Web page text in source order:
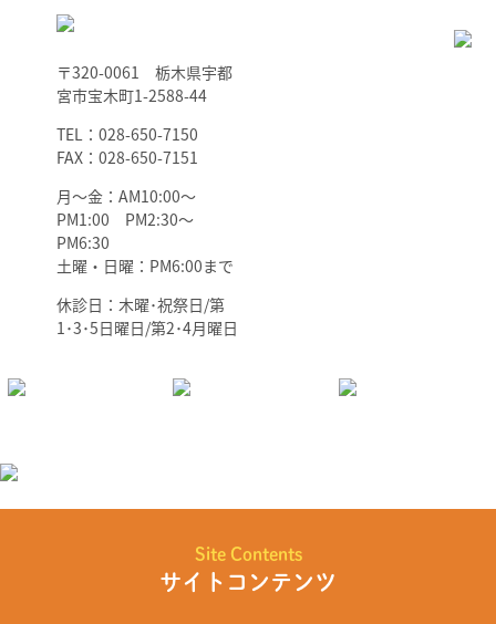
〒320-0061 栃木県宇都
宮市宝木町1-2588-44
TEL：028-650-7150
FAX：028-650-7151
月～金：AM10:00～
PM1:00 PM2:30～
PM6:30
土曜・日曜：PM6:00まで
休診日：木曜･祝祭日/第
1･3･5日曜日/第2･4月曜日
Site Contents
サイトコンテンツ